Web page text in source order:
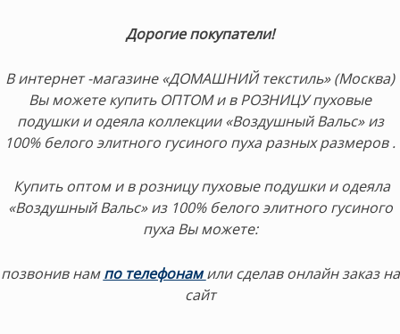
Дорогие покупатели!
В интернет -магазине «ДОМАШНИЙ текстиль» (Москва)
Вы можете купить ОПТОМ и в РОЗНИЦУ пуховые
подушки и одеяла коллекции «Воздушный Вальс» из
100% белого элитного гусиного пуха разных размеров .
Купить оптом и в розницу пуховые подушки и одеяла
«Воздушный Вальс» из 100% белого элитного гусиного
пуха Вы можете:
позвонив нампо телефонамили сделав онлайн заказ на
сайт